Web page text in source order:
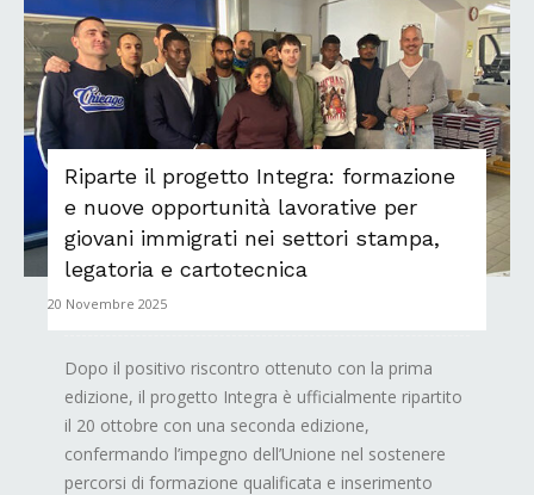
Riparte il progetto Integra: formazione
e nuove opportunità lavorative per
giovani immigrati nei settori stampa,
legatoria e cartotecnica
20 Novembre 2025
Dopo il positivo riscontro ottenuto con la prima
edizione, il progetto Integra è ufficialmente ripartito
il 20 ottobre con una seconda edizione,
confermando l’impegno dell’Unione nel sostenere
percorsi di formazione qualificata e inserimento